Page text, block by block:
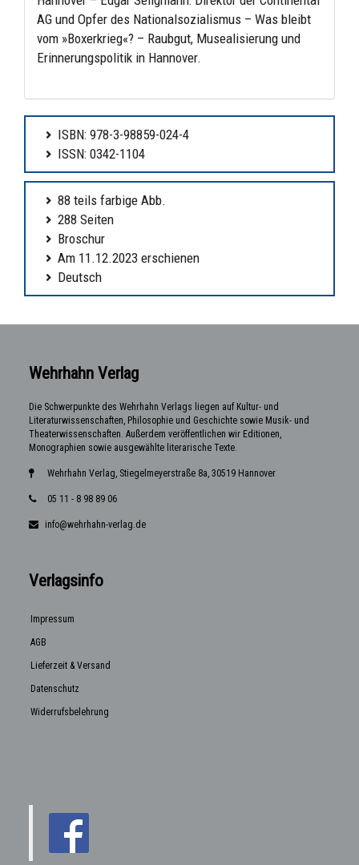
AG und Opfer des Nationalsozialismus – Was bleibt
vom »Boxerkrieg«? – Raubgut, Musealisierung und
Erinnerungspolitik in Hannover.
ISBN: 978-3-98859-024-4
ISSN: 0342-1104
88 teils farbige Abb.
288 Seiten
Broschur
Am 11.12.2023 erschienen
Deutsch
Wehrhahn Verlag
Die Schwerpunkte des Wehrhahn Verlags liegen auf Kultur- und
Literaturwissenschaften, Philosophie und Geschichte sowie Musik- und
Theaterwissenschaften. Außerdem veröffentlichen wir Editionen,
Monographien sowie ausgewählte literarische Texte.
Wehrhahn Verlag, Stiegelmeyerstraße 8a, 30519 Hannover
05 11 - 8 98 89 06
info@wehrhahn-verlag.de
Verlagsinfo
Impressum
AGB
Lieferzeit & Versand
Datenschutz
Widerrufsbelehrung